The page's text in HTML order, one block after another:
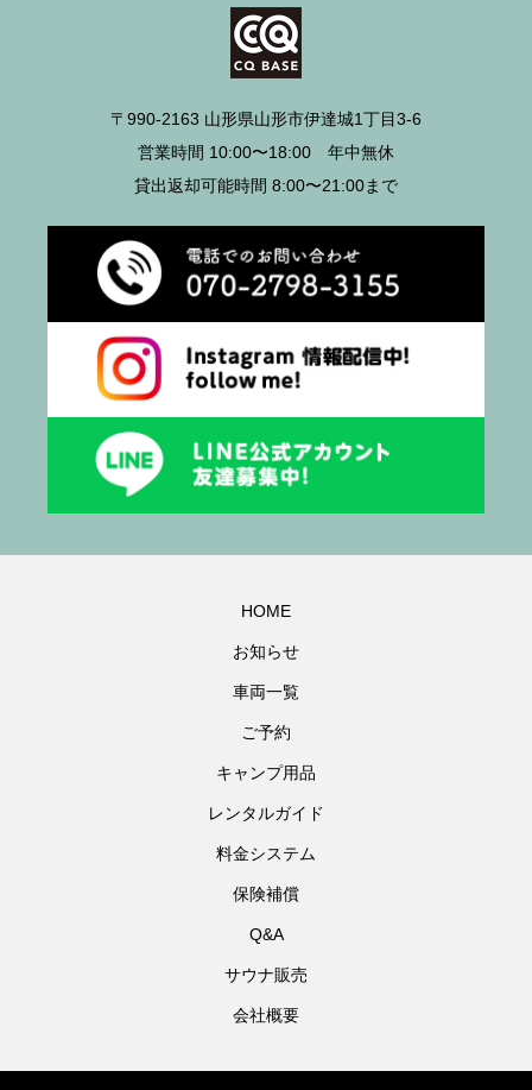
〒990-2163 山形県山形市伊達城1丁目3-6
営業時間 10:00〜18:00 年中無休
貸出返却可能時間 8:00〜21:00まで
HOME
お知らせ
車両一覧
ご予約
キャンプ用品
レンタルガイド
料金システム
保険補償
Q&A
サウナ販売
会社概要